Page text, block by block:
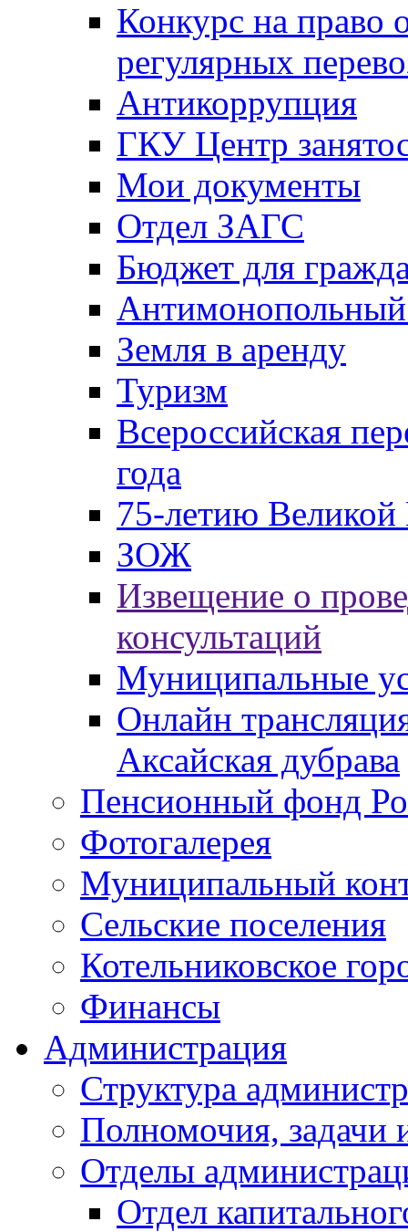
Конкурс на право
регулярных
Антикоррупция
ГКУ Центр
Мои документы
Отдел ЗАГС
Бюджет для
Антимонопольный
Земля в аренду
Туризм
Всероссийская
года
75-летию
ЗОЖ
Извещение о
консультаций
Муниципальные
Онлайн
Аксайская дубрава
Пенсионный фонд
Фотогалерея
Муниципальный
Сельские поселения
Котельниковское
Финансы
Администрация
Структура
Полномочия, задачи
Отделы
Отдел